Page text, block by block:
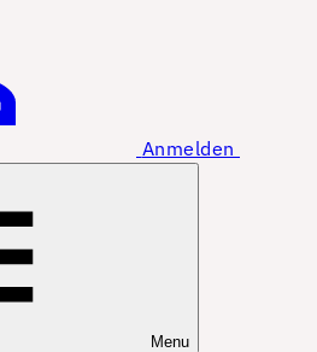
Anmelden
Menu